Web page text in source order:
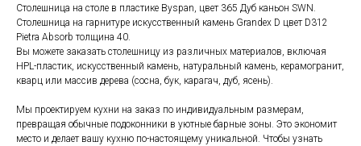
Столешница на столе в пластике Byspan, цвет 365 Дуб каньон SWN.
Столешница на гарнитуре искусственный камень Grandex D цвет D312
Pietra Absorb толщина 40.
Вы можете заказать столешницу из различных материалов, включая
HPL-пластик, искусственный камень, натуральный камень, керамогранит,
кварц или массив дерева (сосна, бук, карагач, дуб, ясень).
Мы проектируем кухни на заказ по индивидуальным размерам,
превращая обычные подоконники в уютные барные зоны. Это экономит
место и делает вашу кухню по-настоящему уникальной. Чтобы узнать